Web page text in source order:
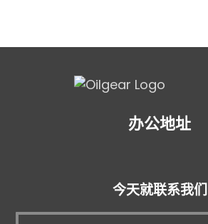
办公地址
今天就联系我们